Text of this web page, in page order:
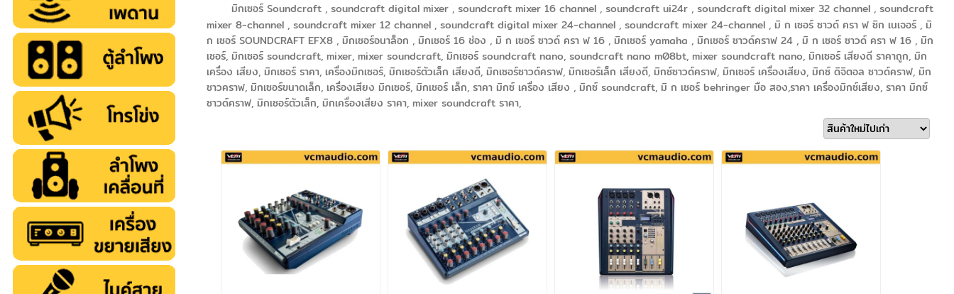
มิกเซอร์ Soundcraft , soundcraft digital mixer , soundcraft mixer 16 channel , soundcraft ui24r , soundcraft digital mixer 32 channel , soundcraft
mixer 8-channel , soundcraft mixer 12 channel , soundcraft digital mixer 24-channel , soundcraft mixer 24-channel , มิ ก เซอร์ ซาวด์ ครา ฟ ซิก เนเจอร์ , มิ
ก เซอร์ SOUNDCRAFT EFX8 , มิกเซอร์อนาล็อก , มิกเซอร์ 16 ช่อง , มิ ก เซอร์ ซาวด์ ครา ฟ 16 , มิกเซอร์ yamaha , มิกเซอร์ ซาวด์คราฟ 24 , มิ ก เซอร์ ซาวด์ ครา ฟ 16 , มิก
เซอร์, มิกเซอร์ soundcraft, mixer, mixer soundcraft, มิกเซอร์ soundcraft nano, soundcraft nano m08bt, mixer soundcraft nano, มิกเซอร์ เสียงดี ราคาถูก, มิก
เครื่อง เสียง, มิกเซอร์ ราคา, เครื่องมิกเซอร์, มิกเซอร์ตัวเล็ก เสียงดี, มิกเซอร์ซาวด์คราฟ, มิกเซอร์เล็ก เสียงดี, มิกซ์ซาวด์คราฟ, มิกเซอร์ เครื่องเสียง, มิกซ์ ดิจิตอล ซาวด์คราฟ, มิก
ซาวคราฟ, มิกเซอร์ขนาดเล็ก, เครื่องเสียง มิกเซอร์, มิกเซอร์ เล็ก, ราคา มิกซ์ เครื่อง เสียง , มิกซ์ soundcraft, มิ ก เซอร์ behringer มือ สอง,ราคา เครื่องมิกซ์เสียง, ราคา มิกซ์
ซาวด์คราฟ, มิกเซอร์ตัวเล็ก, มิกเครื่องเสียง ราคา, mixer soundcraft ราคา,